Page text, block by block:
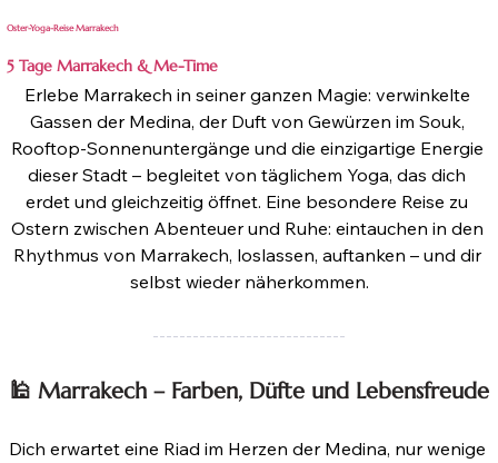
Oster-Yoga-Reise Marrakech
5 Tage Marrakech & Me-Time
Erlebe Marrakech in seiner ganzen Magie: verwinkelte
Gassen der Medina, der Duft von Gewürzen im Souk,
Rooftop-Sonnenuntergänge und die einzigartige Energie
dieser Stadt – begleitet von täglichem Yoga, das dich
erdet und gleichzeitig öffnet. Eine besondere Reise zu
Ostern zwischen Abenteuer und Ruhe: eintauchen in den
Rhythmus von Marrakech, loslassen, auftanken – und dir
selbst wieder näherkommen.
-----------------------------
🕌 Marrakech – Farben, Düfte und Lebensfreude
Dich erwartet eine Riad im Herzen der Medina, nur wenige